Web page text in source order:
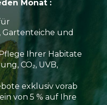
Monat :
Gartenteiche und
Ihrer Habitate
CO₂, UVB,
exklusiv vorab
von 5 % auf Ihre